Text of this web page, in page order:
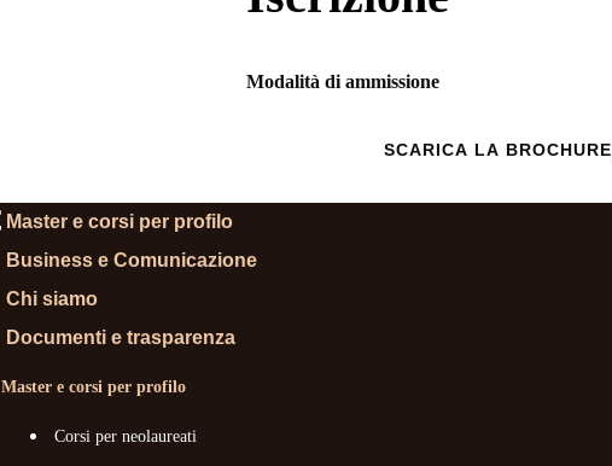
Modalità di ammissione
SCARICA LA BROCHURE
Master e corsi per profilo
Business e Comunicazione
Chi siamo
Documenti e trasparenza
Master e corsi per profilo
Corsi per neolaureati